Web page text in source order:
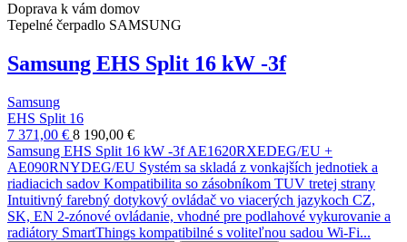
Doprava k vám domov
Tepelné čerpadlo SAMSUNG
Samsung EHS Split 16 kW -3f
Samsung
EHS Split 16
7 371,00 € 8 190,00 €
Samsung EHS Split 16 kW -3f AE1620RXEDEG/EU +
AE090RNYDEG/EU Systém sa skladá z vonkajších jednotiek a
riadiacich sadov Kompatibilita so zásobníkom TUV tretej strany
Intuitivný farebný dotykový ovládač vo viacerých jazykoch CZ,
SK, EN 2-zónové ovládanie, vhodné pre podlahové vykurovanie a
radiátory SmartThings kompatibilné s voliteľnou sadou Wi-Fi...